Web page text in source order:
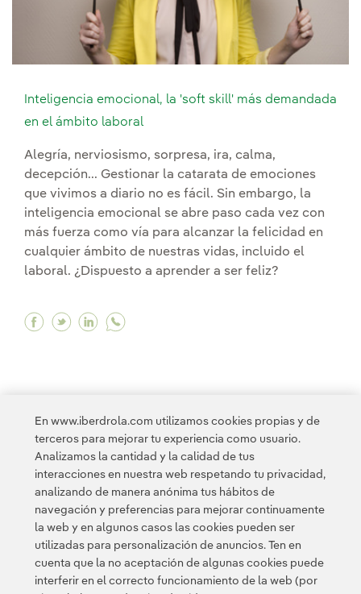
Inteligencia emocional, la 'soft skill' más demandada
en el ámbito laboral
Alegría, nerviosismo, sorpresa, ira, calma,
decepción... Gestionar la catarata de emociones
que vivimos a diario no es fácil. Sin embargo, la
inteligencia emocional se abre paso cada vez con
más fuerza como vía para alcanzar la felicidad en
cualquier ámbito de nuestras vidas, incluido el
laboral. ¿Dispuesto a aprender a ser feliz?
Facebook Inteligencia emocional, la 'soft skill'
Twitter Inteligencia emocional, la 'soft
Linkedin Inteligencia emocional, la
< 1 ... 10 11 ... 18 19 20
22
En www.iberdrola.com utilizamos cookies propias y de
terceros para mejorar tu experiencia como usuario.
Analizamos la cantidad y la calidad de tus
interacciones en nuestra web respetando tu privacidad,
analizando de manera anónima tus hábitos de
navegación y preferencias para mejorar continuamente
la web y en algunos casos las cookies pueden ser
utilizadas para personalización de anuncios. Ten en
cuenta que la no aceptación de algunas cookies puede
interferir en el correcto funcionamiento de la web (por